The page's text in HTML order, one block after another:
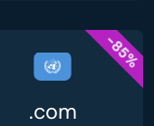
-85%
.com